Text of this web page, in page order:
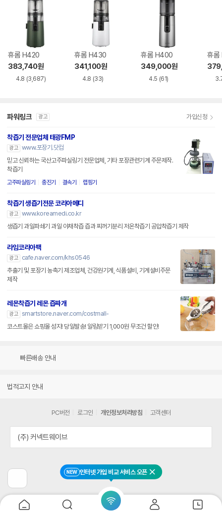
NEW 인터넷 가입 비교 서비스 오픈 닫기
휴롬 H420
383,740원
4.8 (3,687)
휴롬 H430
341,100원
4.8 (33)
휴롬 H400
349,000원
4.5 (61)
휴롬
파워링크 광고 가입신청
착즙기 전문업체 태광FMP
광고 www.포장기.닷컴
믿고 신뢰하는 국산고주파실링기 전문업체, 기타 포장관련기계 주문제작.
착즙기
고주파실링기 충진기 결속기 랩핑기
착즙기 생즙기전문 코리아메디
광고 www.koreamedi.co.kr
생즙기 과일파쇄기 과일 야채착즙 즙과 찌꺼기분리 저온착즙기 공압착즙기 제작
라임코리아팩
광고
cafe.naver.com/khs0546
추출기 및 포장기 농축기 제조업체, 건강원기계, 식품설비, 기계설비주문
제작
레몬착즙기 레몬 즙짜개
광고 smartstore.naver.com/costmall-
코스트몰은 쇼핑몰 성지! 당일발송! 알림받기 1,000원 무조건 할인!
빠른배송 안내
법적고지 안내
전
페
이
지
PC버전 로그인 개인정보처리방침 고객센터
(주) 커넥트웨이브